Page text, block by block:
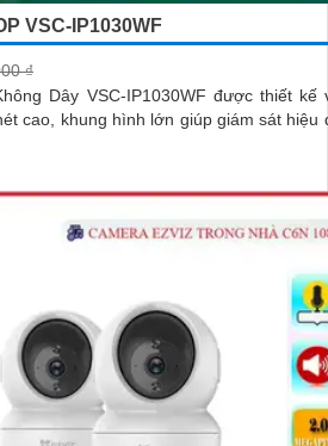
VSC-IP1030WF
₫
Dây VSC-IP1030WF được thiết kế
cao, khung hình lớn giúp giám sát hiệu